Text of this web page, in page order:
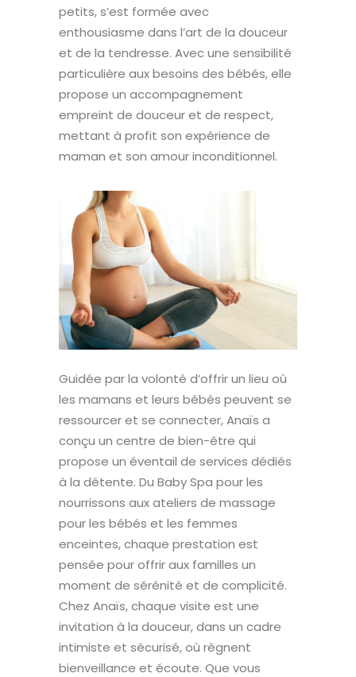
petits, s’est formée avec
enthousiasme dans l’art de la douceur
et de la tendresse. Avec une sensibilité
particulière aux besoins des bébés, elle
propose un accompagnement
empreint de douceur et de respect,
mettant à profit son expérience de
maman et son amour inconditionnel.
Guidée par la volonté d’offrir un lieu où
les mamans et leurs bébés peuvent se
ressourcer et se connecter, Anaïs a
conçu un centre de bien-être qui
propose un éventail de services dédiés
à la détente. Du Baby Spa pour les
nourrissons aux ateliers de massage
pour les bébés et les femmes
enceintes, chaque prestation est
pensée pour offrir aux familles un
moment de sérénité et de complicité.
Chez Anaïs, chaque visite est une
invitation à la douceur, dans un cadre
intimiste et sécurisé, où règnent
bienveillance et écoute. Que vous